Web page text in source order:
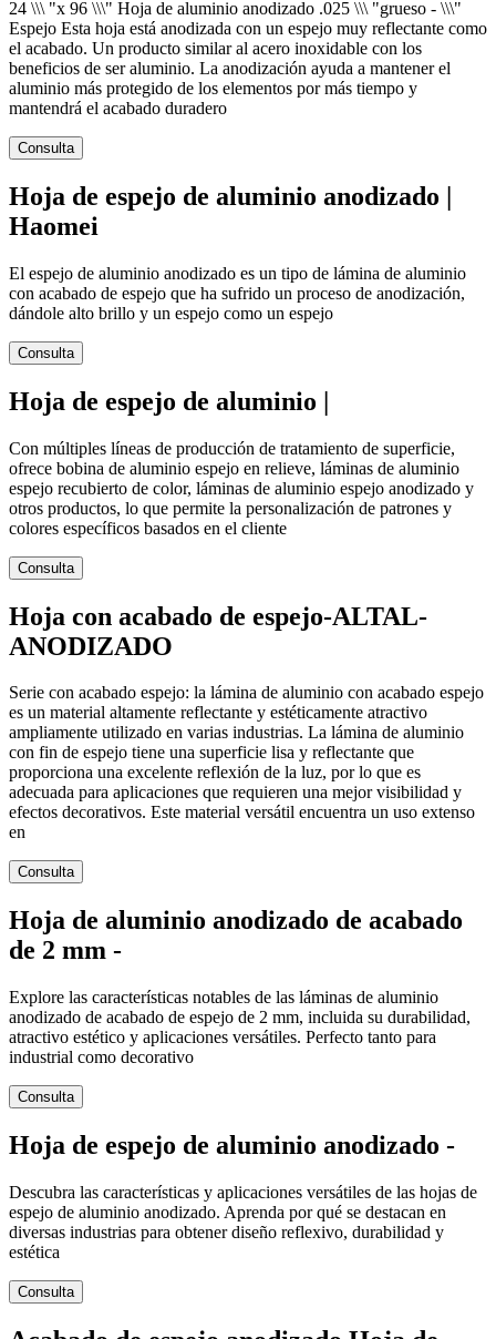
24 \\\ "x 96 \\\" Hoja de aluminio anodizado .025 \\\ "grueso - \\\"
Espejo Esta hoja está anodizada con un espejo muy reflectante como
el acabado. Un producto similar al acero inoxidable con los
beneficios de ser aluminio. La anodización ayuda a mantener el
aluminio más protegido de los elementos por más tiempo y
mantendrá el acabado duradero
Consulta
Hoja de espejo de aluminio anodizado |
Haomei
El espejo de aluminio anodizado es un tipo de lámina de aluminio
con acabado de espejo que ha sufrido un proceso de anodización,
dándole alto brillo y un espejo como un espejo
Consulta
Hoja de espejo de aluminio |
Con múltiples líneas de producción de tratamiento de superficie,
ofrece bobina de aluminio espejo en relieve, láminas de aluminio
espejo recubierto de color, láminas de aluminio espejo anodizado y
otros productos, lo que permite la personalización de patrones y
colores específicos basados ​​en el cliente
Consulta
Hoja con acabado de espejo-ALTAL-
ANODIZADO
Serie con acabado espejo: la lámina de aluminio con acabado espejo
es un material altamente reflectante y estéticamente atractivo
ampliamente utilizado en varias industrias. La lámina de aluminio
con fin de espejo tiene una superficie lisa y reflectante que
proporciona una excelente reflexión de la luz, por lo que es
adecuada para aplicaciones que requieren una mejor visibilidad y
efectos decorativos. Este material versátil encuentra un uso extenso
en
Consulta
Hoja de aluminio anodizado de acabado
de 2 mm -
Explore las características notables de las láminas de aluminio
anodizado de acabado de espejo de 2 mm, incluida su durabilidad,
atractivo estético y aplicaciones versátiles. Perfecto tanto para
industrial como decorativo
Consulta
Hoja de espejo de aluminio anodizado -
Descubra las características y aplicaciones versátiles de las hojas de
espejo de aluminio anodizado. Aprenda por qué se destacan en
diversas industrias para obtener diseño reflexivo, durabilidad y
estética
Consulta